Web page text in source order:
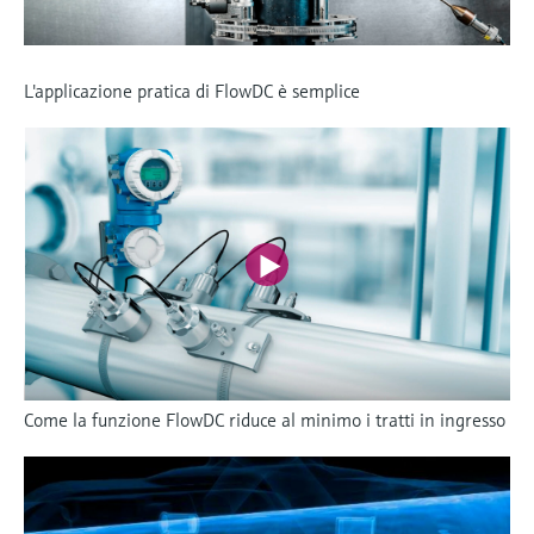
L'applicazione pratica di FlowDC è semplice
Come la funzione FlowDC riduce al minimo i tratti in ingresso